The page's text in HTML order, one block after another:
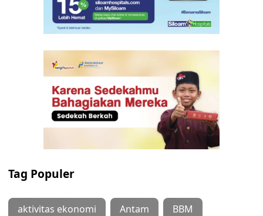
Tag Populer
aktivitas ekonomi Antam BBM